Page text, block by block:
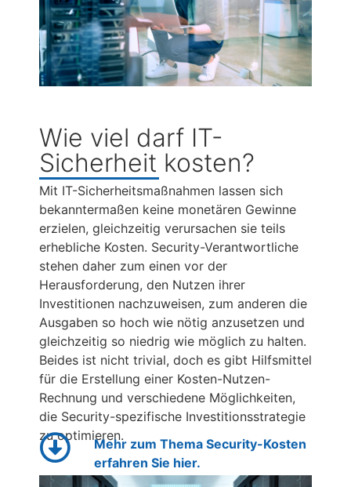
Wie viel darf IT-
Sicherheit kosten?
Mit IT-Sicherheitsmaßnahmen lassen sich
bekanntermaßen keine monetären Gewinne
erzielen, gleichzeitig verursachen sie teils
erhebliche Kosten. Security-Verantwortliche
stehen daher zum einen vor der
Herausforderung, den Nutzen ihrer
Investitionen nachzuweisen, zum anderen die
Ausgaben so hoch wie nötig anzusetzen und
gleichzeitig so niedrig wie möglich zu halten.
Beides ist nicht trivial, doch es gibt Hilfsmittel
für die Erstellung einer Kosten-Nutzen-
Rechnung und verschiedene Möglichkeiten,
die Security-spezifische Investitionsstrategie
zu optimieren.
Mehr zum Thema Security-Kosten
erfahren Sie hier.